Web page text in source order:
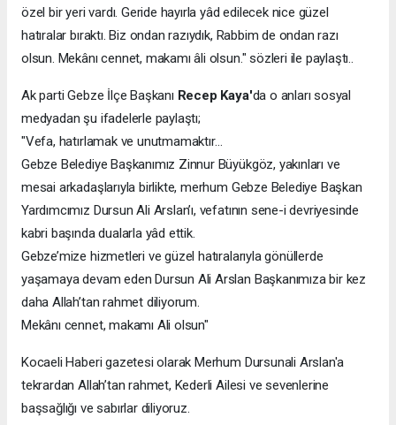
özel bir yeri vardı. Geride hayırla yâd edilecek nice güzel
hatıralar bıraktı. Biz ondan razıydık, Rabbim de ondan razı
olsun. Mekânı cennet, makamı âli olsun." sözleri ile paylaştı..
Ak parti Gebze İlçe Başkanı Recep Kaya'da o anları sosyal
medyadan şu ifadelerle paylaştı;
"Vefa, hatırlamak ve unutmamaktır…
Gebze Belediye Başkanımız Zinnur Büyükgöz, yakınları ve
mesai arkadaşlarıyla birlikte, merhum Gebze Belediye Başkan
Yardımcımız Dursun Ali Arslan’ı, vefatının sene-i devriyesinde
kabri başında dualarla yâd ettik.
Gebze’mize hizmetleri ve güzel hatıralarıyla gönüllerde
yaşamaya devam eden Dursun Ali Arslan Başkanımıza bir kez
daha Allah’tan rahmet diliyorum.
Mekânı cennet, makamı Ali olsun"
Kocaeli Haberi gazetesi olarak Merhum Dursunali Arslan'a
tekrardan Allah’tan rahmet, Kederli Ailesi ve sevenlerine
başsağlığı ve sabırlar diliyoruz.